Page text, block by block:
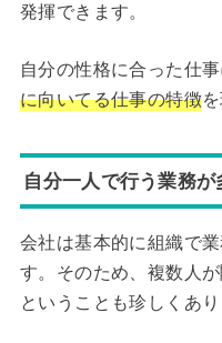
発揮できます。
自分の性格に合った仕事
に向いてる仕事の特徴
自分一人で行う業務が
会社は基本的に組織で
す。そのため、複数人
ということも珍しくあり